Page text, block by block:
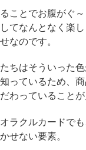
ことでお腹がぐ
てなんとなく楽
なのです。
ちはそういった
っているため、
わっていることが
ラクルカードで
せない要素。